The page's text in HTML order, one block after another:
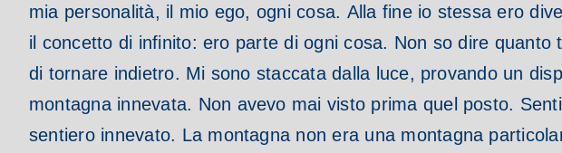
mia personalità, il mio ego, ogni cosa. Alla fine io stessa ero
il concetto di infinito: ero parte di ogni cosa. Non so dire
di tornare indietro. Mi sono staccata dalla luce, provando un
montagna innevata. Non avevo mai visto prima quel posto.
sentiero innevato. La montagna non era una montagna